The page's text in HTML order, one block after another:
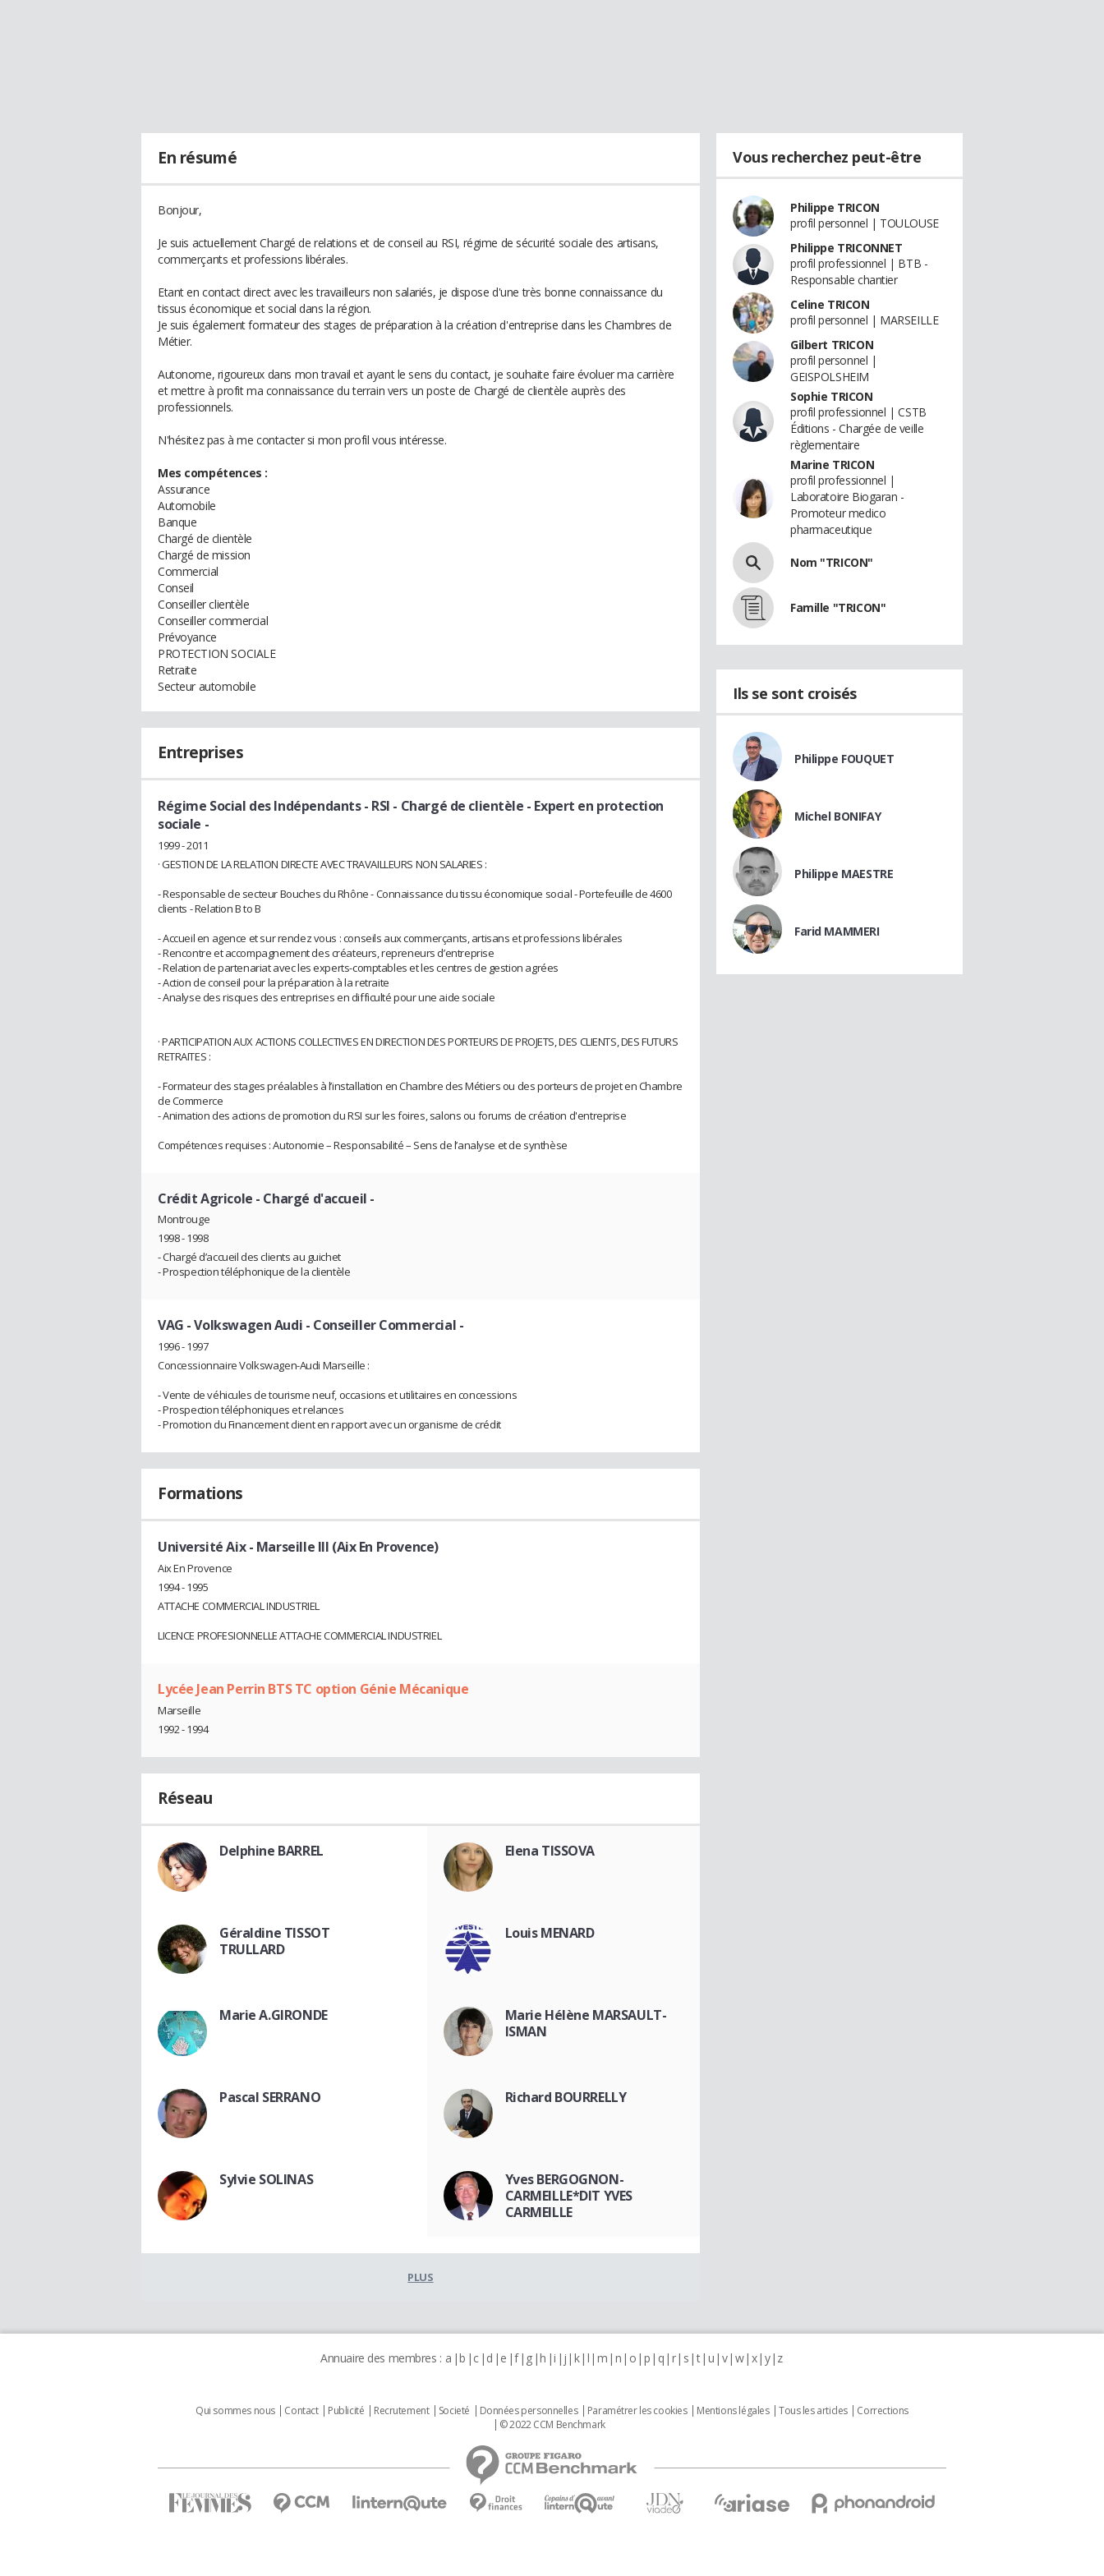
En résumé
Bonjour,
Je suis actuellement Chargé de relations et de conseil au RSI, régime de sécurité sociale des artisans,
commerçants et professions libérales.
Etant en contact direct avec les travailleurs non salariés, je dispose d'une très bonne connaissance du
tissus économique et social dans la région.
Je suis également formateur des stages de préparation à la création d'entreprise dans les Chambres de
Métier.
Autonome, rigoureux dans mon travail et ayant le sens du contact, je souhaite faire évoluer ma carrière
et mettre à profit ma connaissance du terrain vers un poste de Chargé de clientèle auprès des
professionnels.
N'hésitez pas à me contacter si mon profil vous intéresse.
Mes compétences :
Assurance
Automobile
Banque
Chargé de clientèle
Chargé de mission
Commercial
Conseil
Conseiller clientèle
Conseiller commercial
Prévoyance
PROTECTION SOCIALE
Retraite
Secteur automobile
Entreprises
Régime Social des Indépendants - RSI - Chargé de clientèle - Expert en protection
sociale -
1999 - 2011
· GESTION DE LA RELATION DIRECTE AVEC TRAVAILLEURS NON SALARIES :
- Responsable de secteur Bouches du Rhône - Connaissance du tissu économique social - Portefeuille de 4600
clients - Relation B to B
- Accueil en agence et sur rendez vous : conseils aux commerçants, artisans et professions libérales
- Rencontre et accompagnement des créateurs, repreneurs d’entreprise
- Relation de partenariat avec les experts-comptables et les centres de gestion agrées
- Action de conseil pour la préparation à la retraite
- Analyse des risques des entreprises en difficulté pour une aide sociale
· PARTICIPATION AUX ACTIONS COLLECTIVES EN DIRECTION DES PORTEURS DE PROJETS, DES CLIENTS, DES FUTURS
RETRAITES :
- Formateur des stages préalables à l’installation en Chambre des Métiers ou des porteurs de projet en Chambre
de Commerce
- Animation des actions de promotion du RSI sur les foires, salons ou forums de création d'entreprise
Compétences requises : Autonomie – Responsabilité – Sens de l’analyse et de synthèse
Crédit Agricole - Chargé d'accueil -
Montrouge
1998 - 1998
- Chargé d’accueil des clients au guichet
- Prospection téléphonique de la clientèle
VAG - Volkswagen Audi - Conseiller Commercial -
1996 - 1997
Concessionnaire Volkswagen-Audi Marseille :
- Vente de véhicules de tourisme neuf, occasions et utilitaires en concessions
- Prospection téléphoniques et relances
- Promotion du Financement client en rapport avec un organisme de crédit
Formations
Université Aix - Marseille III (Aix En Provence)
Aix En Provence
1994 - 1995
ATTACHE COMMERCIAL INDUSTRIEL
LICENCE PROFESIONNELLE ATTACHE COMMERCIAL INDUSTRIEL
Lycée Jean Perrin BTS TC option Génie Mécanique
Marseille
1992 - 1994
Réseau
Delphine BARREL Elena TISSOVA
Géraldine TISSOT
TRULLARD
Louis MENARD
Marie A.GIRONDE
Marie Hélène MARSAULT-
ISMAN
Pascal SERRANO Richard BOURRELLY
Sylvie SOLINAS
Yves BERGOGNON-
CARMEILLE*DIT YVES
CARMEILLE
PLUS
Vous recherchez peut-être
Philippe TRICON
profil personnel | TOULOUSE
Philippe TRICONNET
profil professionnel | BTB -
Responsable chantier
Celine TRICON
profil personnel | MARSEILLE
Gilbert TRICON
profil personnel |
GEISPOLSHEIM
Sophie TRICON
profil professionnel | CSTB
Éditions - Chargée de veille
règlementaire
Marine TRICON
profil professionnel |
Laboratoire Biogaran -
Promoteur medico
pharmaceutique
Nom "TRICON"
Famille "TRICON"
Ils se sont croisés
Philippe FOUQUET
Michel BONIFAY
Philippe MAESTRE
Farid MAMMERI
Annuaire des membres : a b c d e f g h i j k l m n o p q r s t u v w x y z
Qui sommes nous Contact Publicité Recrutement Societé Données personnelles Paramétrer les cookies Mentions légales Tous les articles
Corrections
© 2022 CCM Benchmark